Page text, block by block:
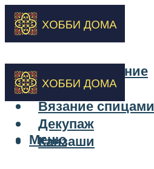
Бисероплетение
Вышивка
Вязание спицами
Декупаж
Канзаши
Меню